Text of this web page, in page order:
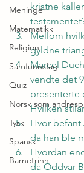
Meninger
Matematikk
Religion
Samfunnsfag
Quiz
Norsk som
Tysk
Spansk
Barnetrinn
kristne
Mellom
gyldne
Marcel
vendte det
presenterte
Hvilken
Hvor befant
da han ble
Hvordan
da Oddvar